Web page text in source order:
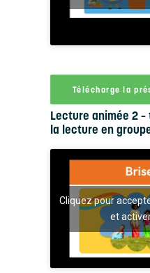
Télécharge la
Lecture animée 2
la lecture en
Cliquez pour
et